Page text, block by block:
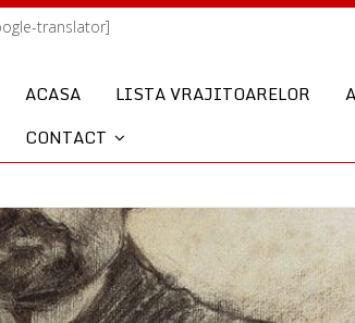
translator]
ACASA LISTA VRAJITOARELOR
CONTACT